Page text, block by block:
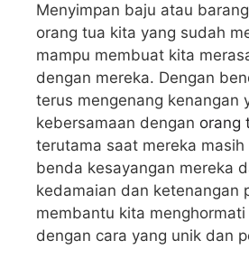
Menyimpan baju atau
orang tua kita yang sudah
mampu membuat kita
dengan mereka. Dengan
terus mengenang kenangan
kebersamaan dengan orang
terutama saat mereka
benda kesayangan mereka
kedamaian dan ketenangan
membantu kita
dengan cara yang unik dan